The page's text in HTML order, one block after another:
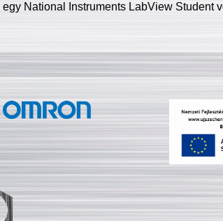
National Instruments LabView Student